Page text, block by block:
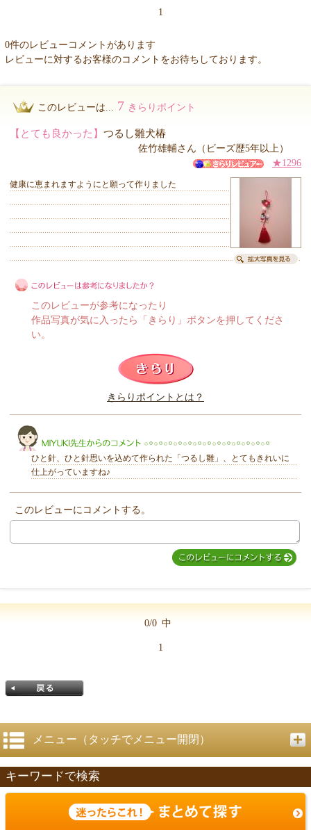
1
0件のレビューコメントがあります
レビューに対するお客様のコメントをお待ちしております。
このレビューは... 7 きらりポイント
【とても良かった】 つるし雛犬椿
佐竹雄輔さん（ビーズ歴5年以上）
★1296
健康に恵まれますようにと願って作りました
このレビューは参考になりましたか？
このレビューが参考になったり
作品写真が気に入ったら「きらり」ボタンを押してくださ
い。
きらりポイントとは？
ひと針、ひと針思いを込めて作られた「つるし雛」、とてもきれいに
仕上がっていますね♪
このレビューにコメントする。
0/0 中
1
戻る
メニュー（タッチでメニュー開閉）
キーワードで検索